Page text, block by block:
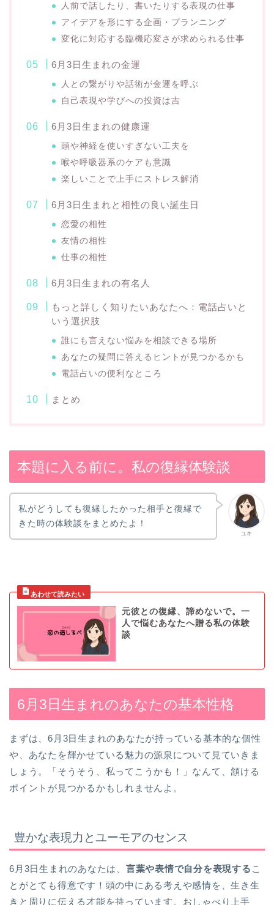
人前で話したり、書いたりする表現の仕事
アイデアを形にする企画・プランニング
変化に対応する臨機応変さが求められる仕事
6月3日生まれの金運
人との繋がりや話術が金運を呼ぶ
自己表現や学びへの投資は吉
6月3日生まれの健康運
頭や神経を使いすぎない工夫を
喉や呼吸器系のケアも意識
楽しいことで上手にストレス解消
6月3日生まれと相性の良い誕生日
恋愛の相性
友情の相性
仕事の相性
6月3日生まれの有名人
もっと詳しく知りたいあなたへ：電話占いと
いう選択肢
誰にも言えない悩みを相談できる場所
あなたの疑問に答えるヒントが見つかるかも
電話占いの便利なところ
まとめ
本題に入る前に。私の復縁体験談
ユキ
私がどうしても復縁したかった相手と復縁で
きた時の体験談をまとめたよ！
元彼との復縁、諦めないで。一
人で悩むあなたへ贈る私の体験
談
6月3日生まれのあなたの基本性格
まずは、6月3日生まれのあなたが持っている基本的な個性
や、あなたを輝かせている魅力の源泉について見ていきま
しょう。「そうそう、私ってこうかも！」なんて、頷ける
ポイントが見つかるかもしれませんよ。
豊かな表現力とユーモアのセンス
6月3日生まれのあなたは、 言葉や表情で自分を表現する こ
とがとても得意です！頭の中にある考えや感情を、生き生
きと周りに伝える才能を持っています。おしゃべり上手